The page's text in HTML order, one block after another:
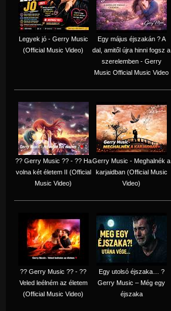
Legyek jó - Gerry Music
(Official Music Video)
Egy május éjszakán ? A
dal, amitől újra hinni fogsz a
szerelemben - Gerry
Music Official Music Video
?? Gerry Music ?? - ?? Ha
volna két életem II (Official
Music Video)
Gerry Music - Meghalnék a
karjaidban (Official Music
Video)
?? Gerry Music ?? - ??
Veled leélném az életem
(Official Music Video)
Egy utolsó éjszaka… ?
Gerry Music – Még egy
éjszaka